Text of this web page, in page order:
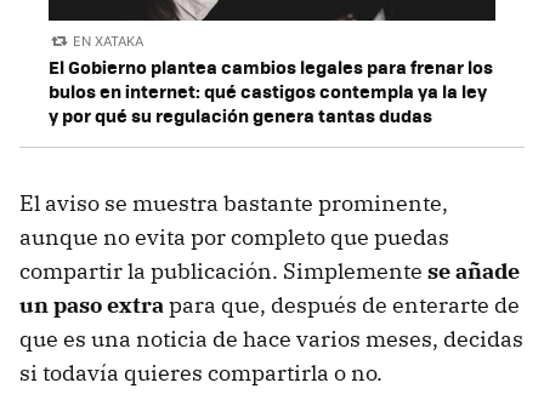
EN XATAKA
El Gobierno plantea cambios legales para frenar los
bulos en internet: qué castigos contempla ya la ley
y por qué su regulación genera tantas dudas
El aviso se muestra bastante prominente,
aunque no evita por completo que puedas
compartir la publicación. Simplemente se añade
un paso extrapara que, después de enterarte de
que es una noticia de hace varios meses, decidas
si todavía quieres compartirla o no.